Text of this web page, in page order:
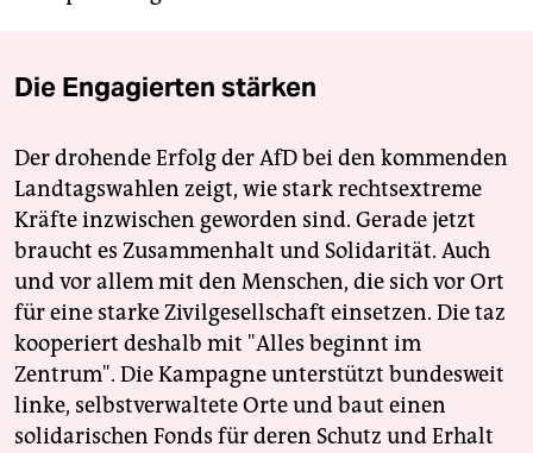
Die Engagierten stärken
Der drohende Erfolg der AfD bei den kommenden
Landtagswahlen zeigt, wie stark rechtsextreme
Kräfte inzwischen geworden sind. Gerade jetzt
braucht es Zusammenhalt und Solidarität. Auch
und vor allem mit den Menschen, die sich vor Ort
für eine starke Zivilgesellschaft einsetzen. Die taz
kooperiert deshalb mit "Alles beginnt im
Zentrum". Die Kampagne unterstützt bundesweit
linke, selbstverwaltete Orte und baut einen
solidarischen Fonds für deren Schutz und Erhalt